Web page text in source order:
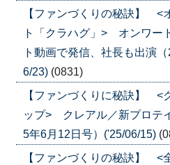
【ファンづくりの秘訣】 <
ト「クラハグ」> オンワー
ト動画で発信、社長も出演
6/23) (0831)
【ファンづくりに秘訣】 <
ップ> クレアル／新プロテ
5年6月12日号）('25/06/15)
【ファンづくりの秘訣】 <